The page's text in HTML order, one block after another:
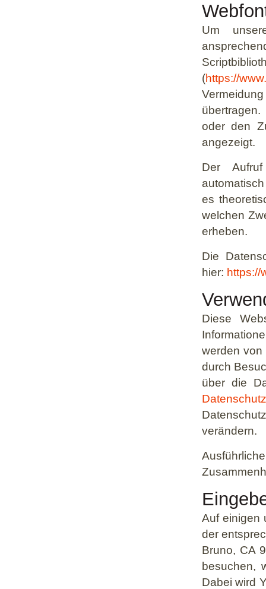
Um
(https://
oder den
angezeigt.
Der
es
welchen
erheben.
Die
hier: https://
Diese
werden von
durch
über die
verändern.
Auf einigen
der
Bruno, CA
besuchen,
Dabei wird